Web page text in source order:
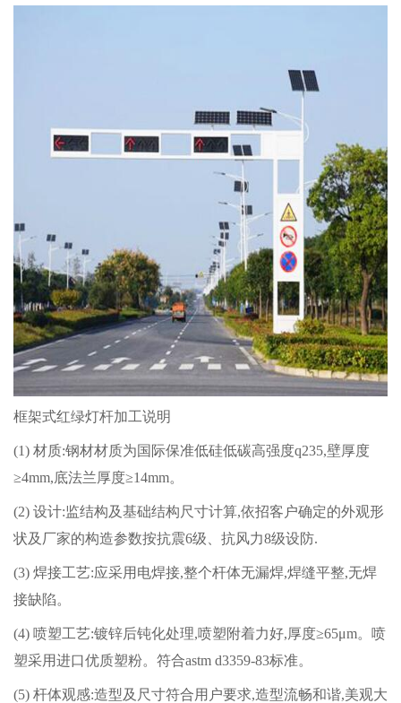
框架式红绿灯杆加工说明
(1) 材质:钢材材质为国际保准低硅低碳高强度q235,壁厚度
≥4mm,底法兰厚度≥14mm。
(2) 设计:监结构及基础结构尺寸计算,依招客户确定的外观形
状及厂家的构造参数按抗震6级、抗风力8级设防.
(3) 焊接工艺:应采用电焊接,整个杆体无漏焊,焊缝平整,无焊
接缺陷。
(4) 喷塑工艺:镀锌后钝化处理,喷塑附着力好,厚度≥65μm。喷
塑采用进口优质塑粉。符合astm d3359-83标准。
(5) 杆体观感:造型及尺寸符合用户要求,造型流畅和谐,美观大